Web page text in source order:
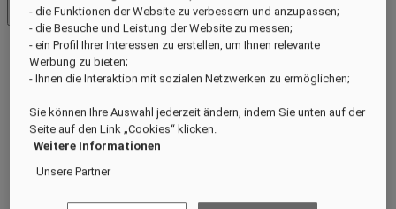
Zurück
Asien-Pazifik
Asien-Pazifik Close menu
Zurück zu Destinationen
China
Shenzhen Hainan
Singapore
- die Funktionen der Website zu verbessern und anzupassen;
- die Besuche und Leistung der Website zu messen;
- ein Profil Ihrer Interessen zu erstellen, um Ihnen relevante
Werbung zu bieten;
- Ihnen die Interaktion mit sozialen Netzwerken zu ermöglichen;
Sie können Ihre Auswahl jederzeit ändern, indem Sie unten auf der
Seite auf den Link „Cookies“ klicken.
Weitere Informationen
Unsere Partner